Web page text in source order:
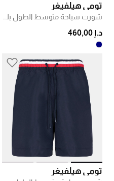
تومي هيلفيغر
د.إ 460,00
تومي هيلفيغر